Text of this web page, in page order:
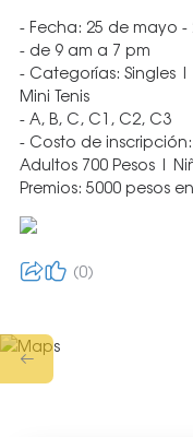
- Fecha: 25 de mayo -
- de 9 am a 7 pm
- Categorías: Singles
Mini Tenis
- A, B, C, C1, C2, C3
- Costo de inscripción:
Adultos 700 Pesos |
Premios: 5000 pesos
0